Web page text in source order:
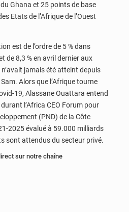
Ghana et 25 points de base
Etats de l’Afrique de l’Ouest
est de l’ordre de 5 % dans
de 8,3 % en avril dernier aux
jamais été atteint depuis
Alors que l’Afrique tourne
19, Alassane Ouattara entend
l’Africa CEO Forum pour
(PND) de la Côte
2025 évalué à 59.000 milliards
sont attendus du secteur privé.
sur notre chaîne